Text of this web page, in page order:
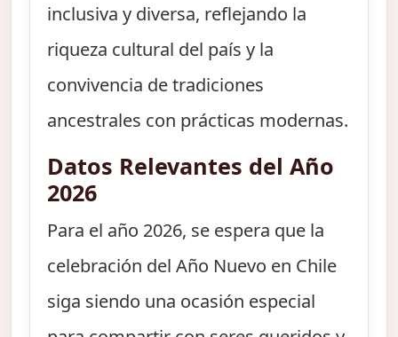
inclusiva y diversa, reflejando la
riqueza cultural del país y la
convivencia de tradiciones
ancestrales con prácticas modernas.
Datos Relevantes del Año
2026
Para el año 2026, se espera que la
celebración del Año Nuevo en Chile
siga siendo una ocasión especial